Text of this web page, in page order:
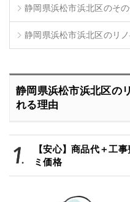
静岡県浜松市浜北区のそ
静岡県浜松市浜北区のリ
静岡県浜松市浜北区の
れる理由
【安心】商品代＋工
ミ価格